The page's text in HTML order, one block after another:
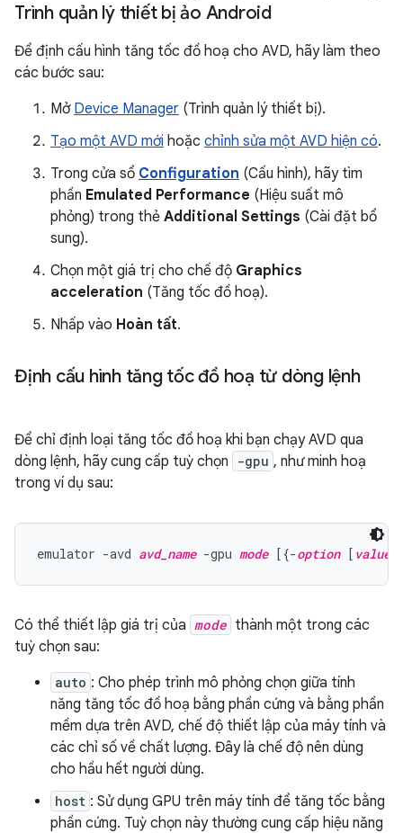
Trình quản lý thiết bị ảo Android
Để định cấu hình tăng tốc đồ hoạ cho AVD, hãy làm theo
các bước sau:
Mở Device Manager (Trình quản lý thiết bị).
Tạo một AVD mới hoặc chỉnh sửa một AVD hiện có.
Trong cửa sổ Configuration (Cấu hình), hãy tìm
phần Emulated Performance (Hiệu suất mô
phỏng) trong thẻ Additional Settings (Cài đặt bổ
sung).
Chọn một giá trị cho chế độ Graphics
acceleration (Tăng tốc đồ hoạ).
Nhấp vào Hoàn tất.
Định cấu hình tăng tốc đồ hoạ từ dòng lệnh
Để chỉ định loại tăng tốc đồ hoạ khi bạn chạy AVD qua
dòng lệnh, hãy cung cấp tuỳ chọn
-gpu , như minh hoạ
trong ví dụ sau:
emulator -avd avd_name -gpu mode [{-option [ value
Có thể thiết lập giá trị của mode thành một trong các
tuỳ chọn sau:
auto : Cho phép trình mô phỏng chọn giữa tính
năng tăng tốc đồ hoạ bằng phần cứng và bằng phần
mềm dựa trên AVD, chế độ thiết lập của máy tính và
các chỉ số về chất lượng. Đây là chế độ nên dùng
cho hầu hết người dùng.
host : Sử dụng GPU trên máy tính để tăng tốc bằng
phần cứng. Tuỳ chọn này thường cung cấp hiệu năng